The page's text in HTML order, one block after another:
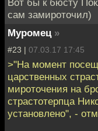
Вот бы к бюсту
сам замироточил)
Муромец »
#23 | 07.03.17 17:45
>"На момент
царственных
мироточения на
страстотерпца
установлено", -